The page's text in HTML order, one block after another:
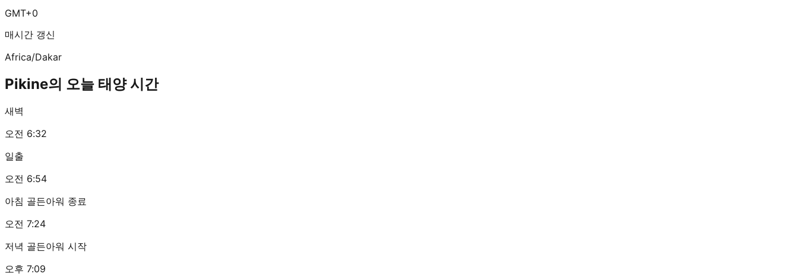
GMT+0
매시간 갱신
Africa/Dakar
Pikine의 오늘 태양 시간
새벽
오전 6:32
일출
오전 6:54
아침 골든아워 종료
오전 7:24
저녁 골든아워 시작
오후 7:09